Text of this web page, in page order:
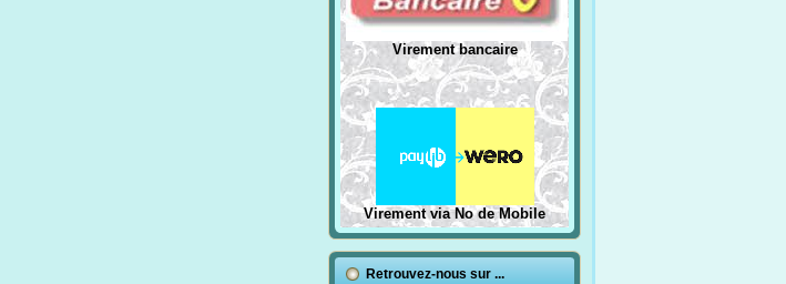
Virement bancaire
Virement via No de Mobile
Retrouvez-nous sur ...